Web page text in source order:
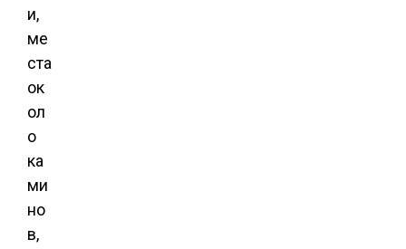
и,
ме
ста
ок
ол
о
ка
ми
но
в,